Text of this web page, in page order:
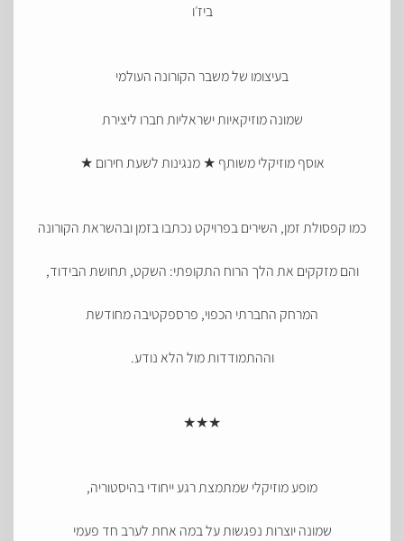
ביז׳ו
בעיצומו של משבר הקורונה העולמי
שמונה מוזיקאיות ישראליות חברו ליצירת
אוסף מוזיקלי משותף ★ מנגינות לשעת חירום ★
כמו קפסולת זמן, השירים בפרויקט נכתבו בזמן ובהשראת הקורונה
והם מזקקים את הלך הרוח התקופתי: השקט, תחושת הבידוד,
המרחק החברתי הכפוי, פרספקטיבה מחודשת
וההתמודדות מול הלא נודע.
★★★
מופע מוזיקלי שמתמצת רגע ייחודי בהיסטוריה,
שמונה יוצרות נפגשות על במה אחת לערב חד פעמי